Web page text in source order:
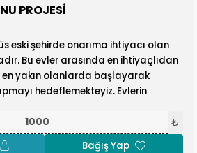
PROJESİ
eski şehirde onarıma ihtiyacı olan
Bu evler arasında en ihtiyaçlıdan
en yakın olanlarda başlayarak
hedeflemekteyiz. Evlerin
₺
Bağış Yap